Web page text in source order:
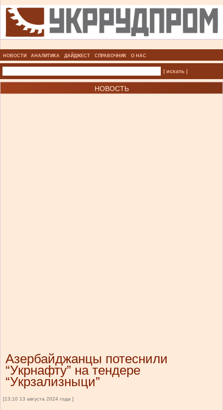
НОВОСТИ АНАЛИТИКА ДАЙДЖЕСТ СПРАВОЧНИК О НАС
| искать |
НОВОСТЬ
Азербайджанцы потеснили
“Укрнафту” на тендере
“Укрзализныци”
[13:10 13 августа 2024 года ]